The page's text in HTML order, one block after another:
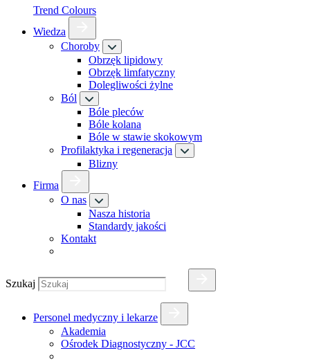
Trend Colours
Wiedza
Choroby
Obrzęk lipidowy
Obrzęk limfatyczny
Dolegliwości żylne
Ból
Bóle pleców
Bóle kolana
Bóle w stawie skokowym
Profilaktyka i regeneracja
Blizny
Firma
O nas
Nasza historia
Standardy jakości
Kontakt
Szukaj
Personel medyczny i lekarze
Akademia
Ośrodek Diagnostyczny - JCC